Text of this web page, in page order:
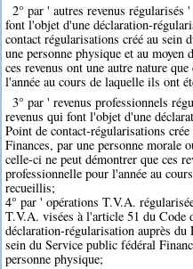
2° par ' autres revenus régularisés
font l'objet d'une déclaration-
contact régularisations créé au sein
une personne physique et au moyen
ces revenus ont une autre nature
l'année au cours de laquelle ils ont
3° par ' revenus professionnels
revenus qui font l'objet d'une
Point de contact-régularisations
Finances, par une personne morale
celle-ci ne peut démontrer que ces
professionnelle pour l'année au
recueillis;
4° par ' opérations T.V.A.
T.V.A. visées à l'article 51 du
déclaration-régularisation auprès
sein du Service public fédéral
personne physique;